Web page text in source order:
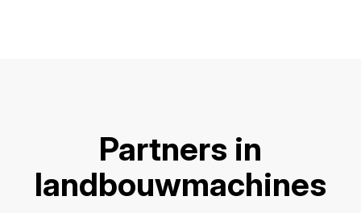
Partners in
landbouwmachines